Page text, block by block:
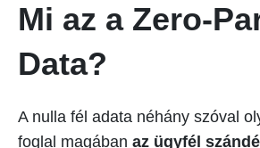
Mi az a Zero-
Data?
A nulla fél adata néhány szóval
foglal magában az ügyfél